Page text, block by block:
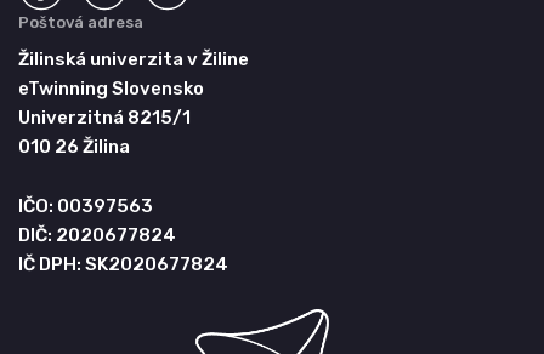
Poštová adresa
Žilinská univerzita v Žiline
eTwinning Slovensko
Univerzitná 8215/1
010 26 Žilina
IČO: 00397563
DIČ: 2020677824
IČ DPH: SK2020677824